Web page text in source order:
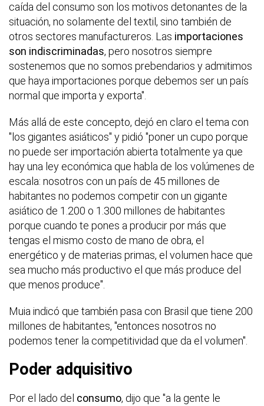
caída del consumo son los motivos detonantes de la
situación, no solamente del textil, sino también de
otros sectores manufactureros. Las importaciones
son indiscriminadas, pero nosotros siempre
sostenemos que no somos prebendarios y admitimos
que haya importaciones porque debemos ser un país
normal que importa y exporta".
Más allá de este concepto, dejó en claro el tema con
"los gigantes asiáticos" y pidió "poner un cupo porque
no puede ser importación abierta totalmente ya que
hay una ley económica que habla de los volúmenes de
escala: nosotros con un país de 45 millones de
habitantes no podemos competir con un gigante
asiático de 1.200 o 1.300 millones de habitantes
porque cuando te pones a producir por más que
tengas el mismo costo de mano de obra, el
energético y de materias primas, el volumen hace que
sea mucho más productivo el que más produce del
que menos produce".
Muia indicó que también pasa con Brasil que tiene 200
millones de habitantes, "entonces nosotros no
podemos tener la competitividad que da el volumen".
Poder adquisitivo
Por el lado del consumo, dijo que "a la gente le